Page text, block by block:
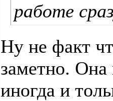
работе
Ну не факт
заметно. Она
иногда и